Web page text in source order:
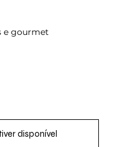
e gourmet
disponível